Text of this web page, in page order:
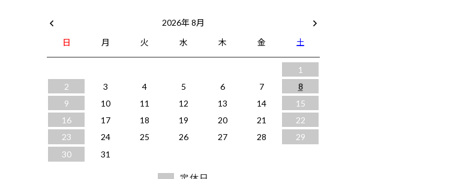
2026年 8月
日
月 火 水 木 金 土
1
2
3 4 5 6 7
8
9
10 11 12 13 14
15
16
17 18 19 20 21
22
23
24 25 26 27 28
29
30
31